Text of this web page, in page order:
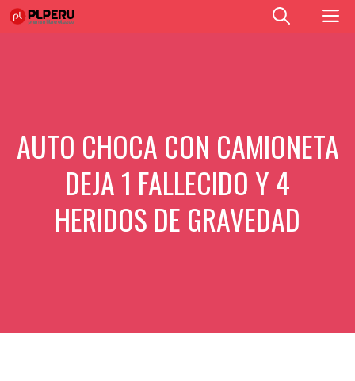
Saltar
AUTO CHOCA CON CAMIONETA
DEJA 1 FALLECIDO Y 4
HERIDOS DE GRAVEDAD